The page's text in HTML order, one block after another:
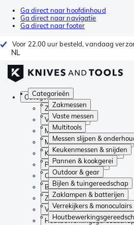
Ga direct naar hoofdinhoud
Ga direct naar navigatie
Ga direct naar footer
Voor 22.00 uur besteld, vandaag
NL
Categorieën
Zakmessen
Vaste messen
Multitools
Messen slijpen &
Keukenmessen & snijden
Pannen & kookgerei
Outdoor & gear
Bijlen & tuingereedschap
Zaklampen & batterijen
Verrekijkers & monoculairs
Categorieën
Zakmessen
Vaste messen
Multitools
Messen slijpen & onderhoud
Keukenmessen & snijden
Pannen & kookgerei
Outdoor & gear
Bijlen & tuingereedschap
Zaklampen & batterijen
Verrekijkers & monoculairs